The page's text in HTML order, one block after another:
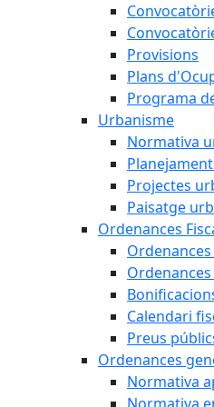
Provisions
Plans
Programa
Urbanisme
Normativa
Projectes
Paisatge
Ordenances
Calendari
Preus
Ordenances
Normativa